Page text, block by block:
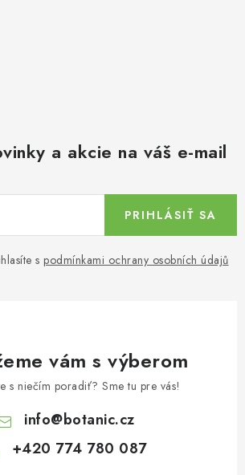
a akcie na váš e-mail
s podmínkami ochrany osobních údajů
PRIHLÁSIŤ SA
vám s výberom
s niečím poradiť? Sme tu pre vás!
info@botanic.cz
+420 774 780 087